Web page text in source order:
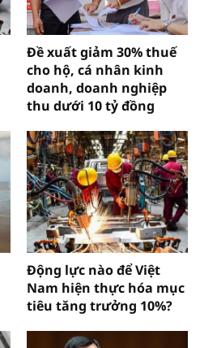
Đề xuất giảm 30% thuế
cho hộ, cá nhân kinh
doanh, doanh nghiệp
thu dưới 10 tỷ đồng
Động lực nào để Việt
Nam hiện thực hóa mục
tiêu tăng trưởng 10%?